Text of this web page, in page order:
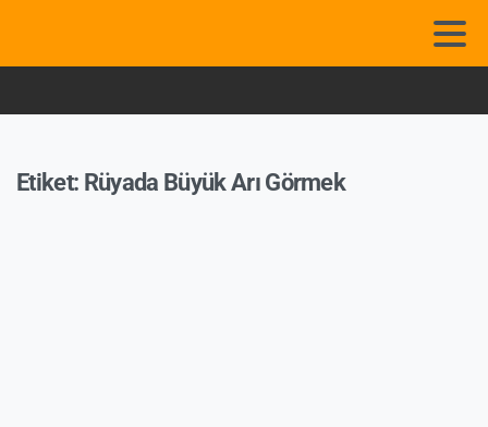
Etiket: Rüyada Büyük Arı Görmek